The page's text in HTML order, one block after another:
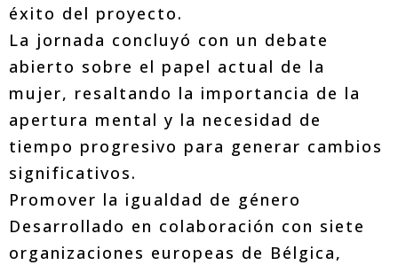
éxito del proyecto.
La jornada concluyó con un debate
abierto sobre el papel actual de la
mujer, resaltando la importancia de la
apertura mental y la necesidad de
tiempo progresivo para generar cambios
significativos.
Promover la igualdad de género
Desarrollado en colaboración con siete
organizaciones europeas de Bélgica,